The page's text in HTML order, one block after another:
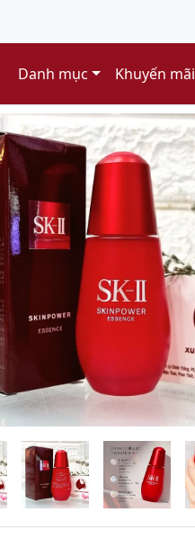
Danh mục Khuyến mãi